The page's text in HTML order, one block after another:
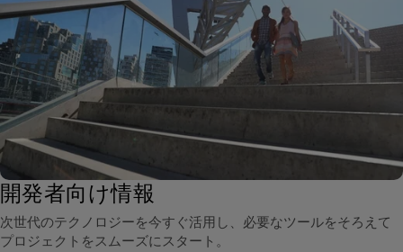
開発者向け情報
次世代のテクノロジーを今すぐ活用し、必要なツールをそろえて
プロジェクトをスムーズにスタート。